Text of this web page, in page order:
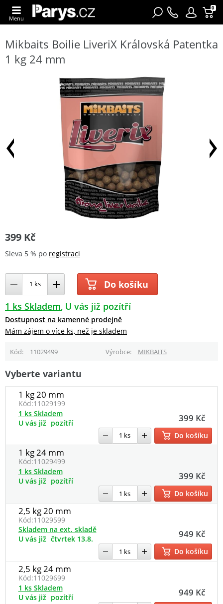
0
Menu
Mikbaits Boilie LiveriX Královská Patentka
1 kg 24 mm
399 Kč
Sleva 5 % po registraci
Do košíku
1 ks Skladem U vás již pozítří
Dostupnost na kamenné prodejně
Mám zájem o více ks, než je skladem
Kód 11029499 Výrobce MIKBAITS
Vyberte variantu
1 kg 20 mm
Kód:11029199
399 Kč
1 ks Skladem
U vás již pozítří
Do košíku
1 kg 24 mm
Kód:11029499
399 Kč
1 ks Skladem
U vás již pozítří
Do košíku
2,5 kg 20 mm
Kód:11029599
949 Kč
Skladem na ext. skladě
U vás již čtvrtek 13.8.
Do košíku
2,5 kg 24 mm
Kód:11029699
949 Kč
1 ks Skladem
U vás již pozítří